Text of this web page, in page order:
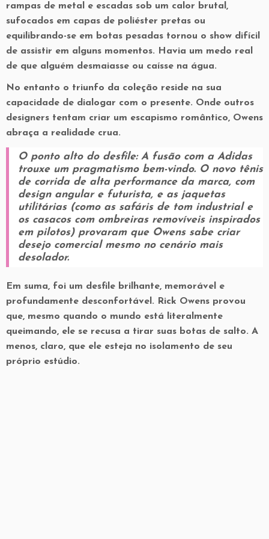
rampas de metal e escadas sob um calor brutal,
sufocados em capas de poliéster pretas ou
equilibrando-se em botas pesadas tornou o show difícil
de assistir em alguns momentos. Havia um medo real
de que alguém desmaiasse ou caísse na água.
No entanto o triunfo da coleção reside na sua
capacidade de dialogar com o presente. Onde outros
designers tentam criar um escapismo romântico, Owens
abraça a realidade crua.
O ponto alto do desfile:A fusão com a Adidas
trouxe um pragmatismo bem-vindo. O novo tênis
de corrida de alta performance da marca, com
design angular e futurista, e as jaquetas
utilitárias (como as safáris de tom industrial e
os casacos com ombreiras removíveis inspirados
em pilotos) provaram que Owens sabe criar
desejo comercial mesmo no cenário mais
desolador.
Em suma, foi um desfile brilhante, memorável e
profundamente desconfortável. Rick Owens provou
que, mesmo quando o mundo está literalmente
queimando, ele se recusa a tirar suas botas de salto. A
menos, claro, que ele esteja no isolamento de seu
próprio estúdio.